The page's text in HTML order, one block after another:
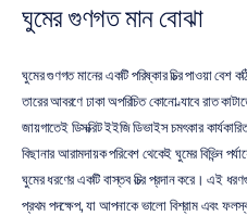
ঘুমের গুণগত মান বোঝা
ঘুমের গুণগত মানের একটি পরিষ্কার চিত্র পাওয়া বেশ
তারের আবরণে ঢাকা অপরিচিত কোনো ল্যাবে রাত
জায়গাতেই ডিসক্রিট ইইজি ডিভাইস চমৎকার
বিছানার আরামদায়ক পরিবেশ থেকেই ঘুমের বিভিন্ন
ঘুমের ধরণের একটি বাস্তব চিত্র প্রদান করে। এই
প্রথম পদক্ষেপ, যা আপনাকে ভালো বিশ্রাম এবং